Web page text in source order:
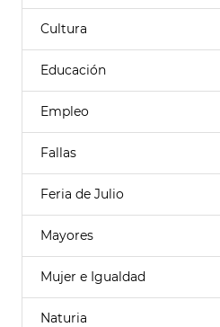
Cultura
Educación
Empleo
Fallas
Feria de Julio
Mayores
Mujer e Igualdad
Naturia